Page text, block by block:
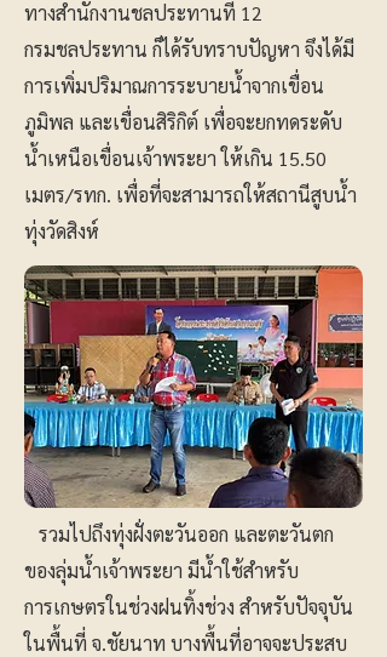
ทางสำนักงานชลประทานที่ 12
กรมชลประทาน ก็ได้รับทราบปัญหา จึงได้มี
การเพิ่มปริมาณการระบายน้ำจากเขื่อน
ภูมิพล และเขื่อนสิริกิต์ เพื่อจะยกทดระดับ
น้ำเหนือเขื่อนเจ้าพระยา ให้เกิน 15.50
เมตร/รทก. เพื่อที่จะสามารถให้สถานีสูบน้ำ
ทุ่งวัดสิงห์
รวมไปถึงทุ่งฝั่งตะวันออก และตะวันตก
ของลุ่มน้ำเจ้าพระยา มีน้ำใช้สำหรับ
การเกษตรในช่วงฝนทิ้งช่วง สำหรับปัจจุบัน
ในพื้นที่ จ.ชัยนาท บางพื้นที่อาจจะประสบ